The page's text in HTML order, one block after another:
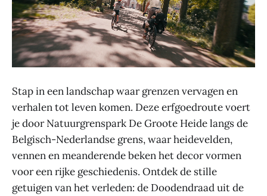
Stap in een landschap waar grenzen vervagen en
verhalen tot leven komen. Deze erfgoedroute voert
je door Natuurgrenspark De Groote Heide langs de
Belgisch-Nederlandse grens, waar heidevelden,
vennen en meanderende beken het decor vormen
voor een rijke geschiedenis. Ontdek de stille
getuigen van het verleden: de Doodendraad uit de